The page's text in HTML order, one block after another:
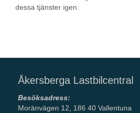
dessa tjänster igen.
Åkersberga Lastbilcentral
Besöksadress:
Moränvägen 12, 186 40 Vallentuna